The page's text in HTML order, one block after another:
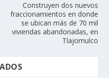
Construyen dos nuevos
fraccionamientos en donde
se ubican más de 70 mil
viviendas abandonadas, en
Tlajomulco